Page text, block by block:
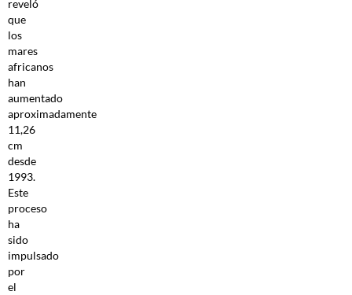
reveló
que
los
mares
africanos
han
aumentado
aproximadamente
11,26
cm
desde
1993.
Este
proceso
ha
sido
impulsado
por
el